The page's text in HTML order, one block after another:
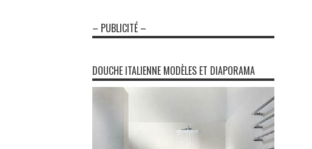
– PUBLICITÉ –
DOUCHE ITALIENNE MODÈLES ET DIAPORAMA